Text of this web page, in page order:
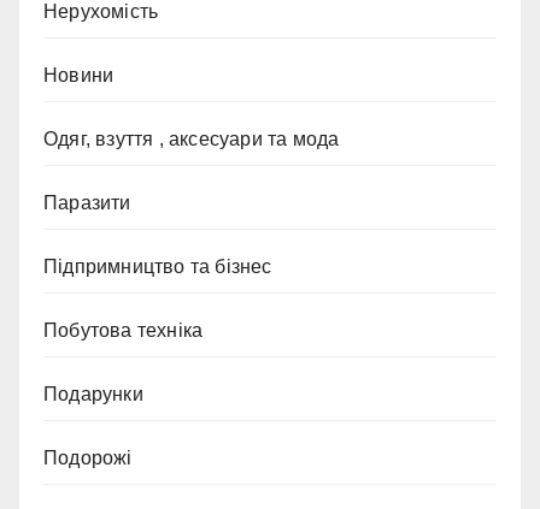
Нерухомість
Новини
Одяг, взуття , аксесуари та мода
Паразити
Підпримництво та бізнес
Побутова техніка
Подарунки
Подорожі